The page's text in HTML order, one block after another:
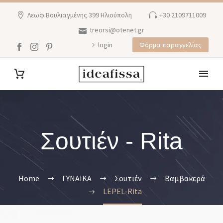
Λεωφ.Βουλιαγμένης 399 Ηλιούπολη
+30 2109711009
treorsi@otenet.gr
login
Φόρμα παραγγελίας
Σουτιέν - Rita
Home ΓΥΝΑΙΚΑ Σουτιέν
Βαμβακερά
LEPEL-Rita